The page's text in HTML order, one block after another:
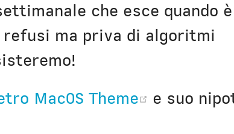
che esce quando è
ma priva di algoritmi
MacOS Theme (opens
e suo